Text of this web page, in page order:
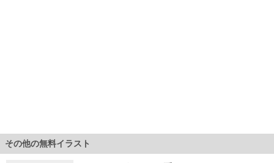
その他の無料イラスト